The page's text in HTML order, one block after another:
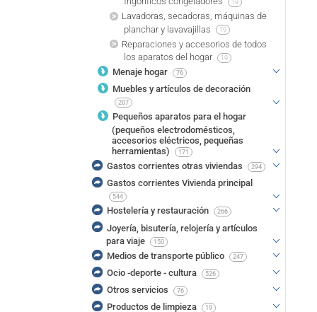
19
Lavadoras, secadoras, máquinas de
planchar y lavavajillas
19
Reparaciones y accesorios de todos
los aparatos del hogar
19
Menaje hogar 76
Muebles y artículos de decoración
207
Pequeños aparatos para el hogar
(pequeños electrodomésticos,
accesorios eléctricos, pequeñas
herramientas)
171
Gastos corrientes otras viviendas 294
Gastos corrientes Vivienda principal
544
Hostelería y restauración 266
Joyería, bisutería, relojería y artículos
para viaje
150
Medios de transporte público 247
Ocio -deporte - cultura 526
Otros servicios 76
Productos de limpieza 19